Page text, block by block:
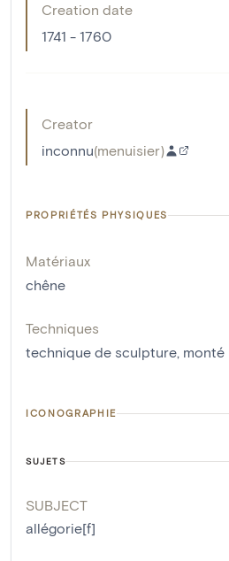
Creation date
1741 - 1760
Creator
inconnu(menuisier)
PROPRIÉTÉS PHYSIQUES
Matériaux
chêne
Techniques
technique de sculpture, monté
ICONOGRAPHIE
SUJETS
SUBJECT
allégorie[f]